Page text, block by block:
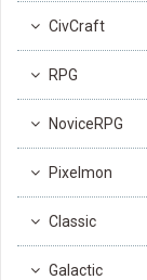
CivCraft
RPG
NoviceRPG
Pixelmon
Classic
Galactic